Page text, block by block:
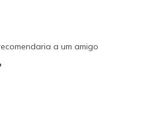
a um amigo